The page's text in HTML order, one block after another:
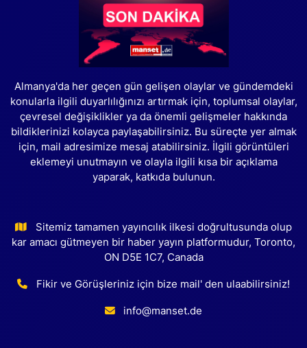
Almanya'da her geçen gün gelişen olaylar ve gündemdeki
konularla ilgili duyarlılığınızı artırmak için, toplumsal olaylar,
çevresel değişiklikler ya da önemli gelişmeler hakkında
bildiklerinizi kolayca paylaşabilirsiniz. Bu süreçte yer almak
için, mail adresimize mesaj atabilirsiniz. İlgili görüntüleri
eklemeyi unutmayın ve olayla ilgili kısa bir açıklama
yaparak, katkıda bulunun.
Sitemiz tamamen yayıncılık ilkesi doğrultusunda olup
kar amacı gütmeyen bir haber yayın platformudur, Toronto,
ON D5E 1C7, Canada
Fikir ve Görüşleriniz için bize mail' den ulaabilirsiniz!
info@manset.de